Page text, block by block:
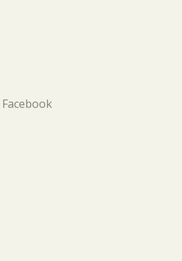
Facebook